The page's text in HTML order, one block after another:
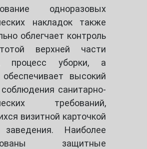
одноразовых
накладок также
облегчает контроль
верхней части
процесс уборки, а
обеспечивает высокий
санитарно-
требований,
визитной карточкой
Наиболее
защитные